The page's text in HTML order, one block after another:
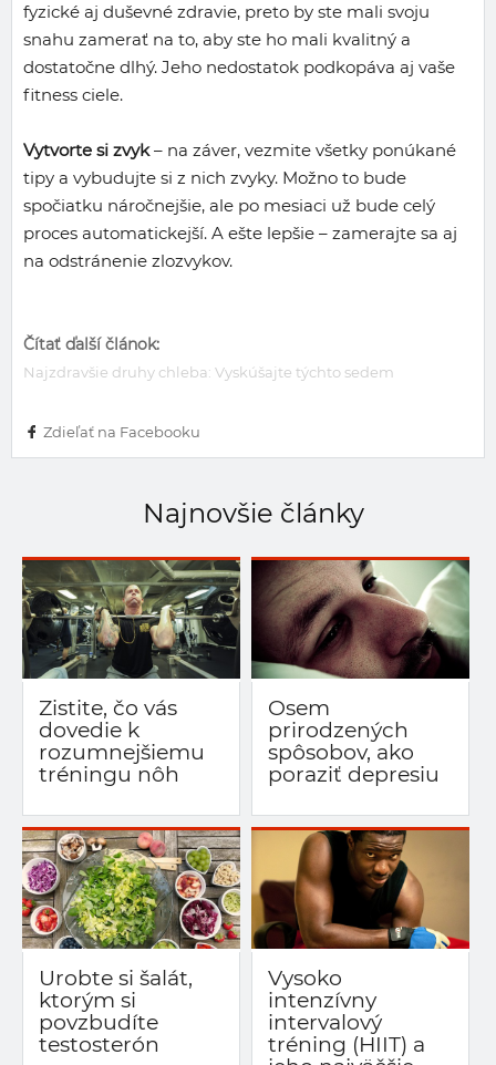
fyzické aj duševné zdravie, preto by ste mali svoju
snahu zamerať na to, aby ste ho mali kvalitný a
dostatočne dlhý. Jeho nedostatok podkopáva aj vaše
fitness ciele.
Vytvorte si zvyk– na záver, vezmite všetky ponúkané
tipy a vybudujte si z nich zvyky. Možno to bude
spočiatku náročnejšie, ale po mesiaci už bude celý
proces automatickejší. A ešte lepšie – zamerajte sa aj
na odstránenie zlozvykov.
Čítať ďalší článok:
Najzdravšie druhy chleba: Vyskúšajte týchto sedem
Zdieľať na Facebooku
Najnovšie články
Zistite, čo vás
dovedie k
rozumnejšiemu
tréningu nôh
Osem
prirodzených
spôsobov, ako
poraziť depresiu
Urobte si šalát,
ktorým si
povzbudíte
testosterón
Vysoko
intenzívny
intervalový
tréning (HIIT) a